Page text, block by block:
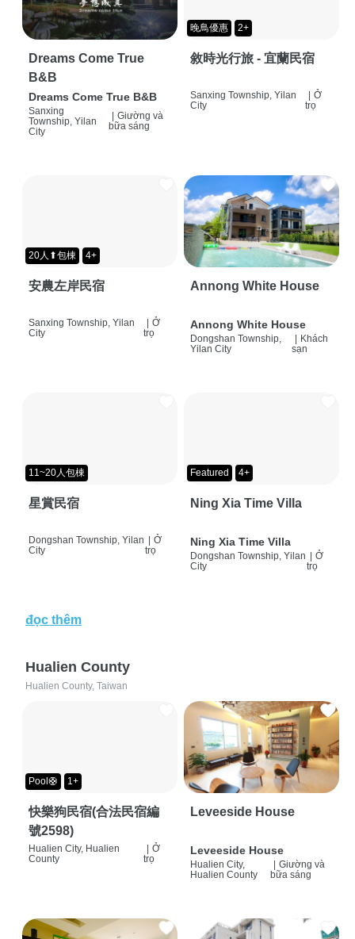
Dreams Come True
B&B
Dreams Come True B&B
Sanxing
Township, Yilan
City
Giường và
bữa sáng
晚鳥優惠 2+
敘時光行旅 - 宜蘭民宿
Sanxing Township, Yilan
City
| Ở
trọ
20人⬆包棟 4+
安農左岸民宿
Sanxing Township, Yilan
City
| Ở
trọ
Annong White House
Annong White House
Dongshan Township,
Yilan City
| Khách
sạn
11~20人包棟
星賞民宿
Dongshan Township, Yilan
City
Ở
trọ
Featured 4+
Ning Xia Time Villa
Ning Xia Time Villa
Dongshan Township, Yilan
City
Ở
trọ
đọc thêm
Hualien County
Hualien County, Taiwan
Pool🛟 1+
快樂狗民宿(合法民宿編
號2598)
Hualien City, Hualien
County
Ở
trọ
Leveeside House
Leveeside House
Hualien City,
Hualien County
Giường và
bữa sáng